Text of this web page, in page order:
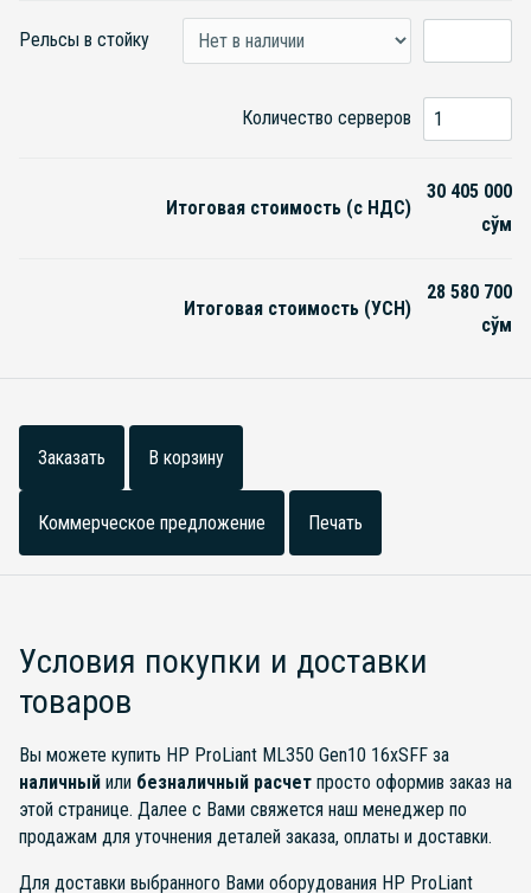
Рельсы в стойку
Количество серверов
Итоговая стоимость (с НДС)
30 405 000
сўм
Итоговая стоимость (УСН)
28 580 700
сўм
Заказать В корзину
Коммерческое предложение Печать
Условия покупки и доставки
товаров
Вы можете купить HP ProLiant ML350 Gen10 16xSFF за
наличный или безналичный расчет просто оформив заказ на
этой странице. Далее с Вами свяжется наш менеджер по
продажам для уточнения деталей заказа, оплаты и доставки.
Для доставки выбранного Вами оборудования HP ProLiant